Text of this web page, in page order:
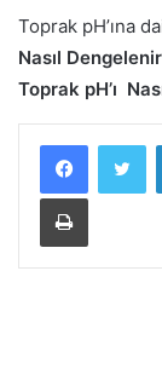
Toprak pH’ına
Nasıl
Toprak pH’ı
Yazdır